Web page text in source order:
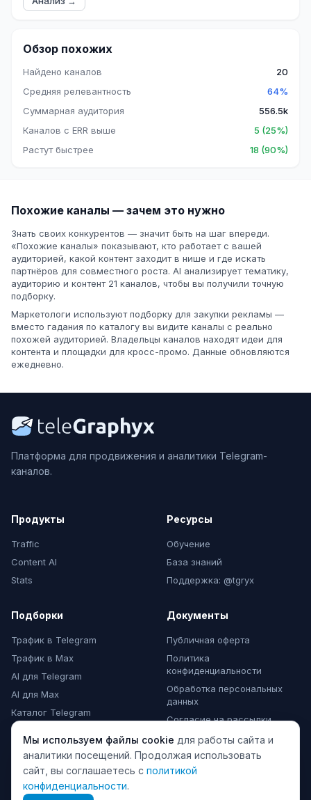
Обзор похожих
Найдено каналов
20
Средняя релевантность
64%
Суммарная аудитория
556.5k
Каналов с ERR выше
5 (25%)
Растут быстрее
18 (90%)
Похожие каналы — зачем это нужно
Знать своих конкурентов — значит быть на шаг впереди.
«Похожие каналы» показывают, кто работает с вашей
аудиторией, какой контент заходит в нише и где искать
партнёров для совместного роста. AI анализирует тематику,
аудиторию и контент 21 каналов, чтобы вы получили точную
подборку.
Маркетологи используют подборку для закупки рекламы —
вместо гадания по каталогу вы видите каналы с реально
похожей аудиторией. Владельцы каналов находят идеи для
контента и площадки для кросс-промо. Данные обновляются
ежедневно.
Платформа для продвижения и аналитики Telegram-
каналов.
Продукты
Traffic
Content AI
Stats
Ресурсы
Обучение
База знаний
Поддержка: @tgryx
Подборки
Трафик в Telegram
Трафик в Max
AI для Telegram
AI для Max
Каталог Telegram
Каталог Max
Комментарии Max
Документы
Публичная оферта
Политика
конфиденциальности
Обработка персональных
данных
Согласие на рассылки
Мы используем файлы cookie для работы сайта и
аналитики посещений. Продолжая использовать
сайт, вы соглашаетесь с политикой
конфиденциальности.